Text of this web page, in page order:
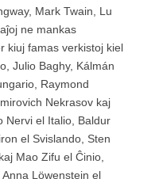
Mark Twain, Lu
ne mankas
kiuj famas verkistoj kiel
Julio Baghy, Kálmán
Raymond
Nekrasov kaj
Nervi el Italio, Baldur
el Svislando, Sten
Mao Zifu el Ĉinio,
Löwenstein el